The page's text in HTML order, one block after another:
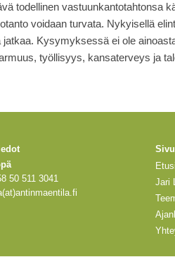
todellinen vastuunkantotahtonsa
voidaan turvata. Nykyisellä
jatkaa. Kysymyksessä ei ole
työllisyys, kansaterveys ja
50 511 3041
Jari